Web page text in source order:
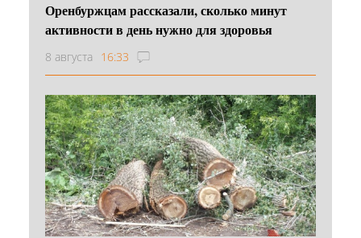
Оренбуржцам рассказали, сколько минут
активности в день нужно для здоровья
8 августа 16:33